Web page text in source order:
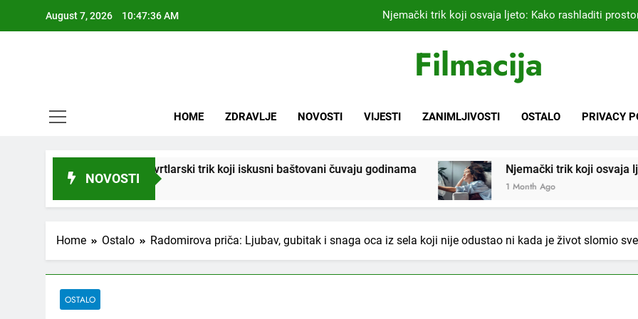
August 7, 2026 10:47:38 AM
Kardiolog koji već 20 godina liječi pacijente nakon
Samo 1 kašičica u litru vode i čak će se i “suhi štap” ukorijeniti!
Nikada se ne bi sjetili: Sve fleke sa odjeće
Filmacija
HOME ZDRAVLJE NOVOSTI VIJESTI ZANIMLJIVOSTI OSTALO PRIVACY
NOVOSTI
Stari vrtlarski trik koji iskusni baštovani čuvaju godinama Njemački trik koji osvaja ljeto: Kako rashladiti
1 Month Ago
Home Ostalo Radomirova priča: Ljubav, gubitak i snaga oca iz sela koji nije odustao ni kada je život slomio sve
OSTALO